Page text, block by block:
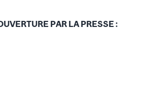
PAR LA PRESSE :